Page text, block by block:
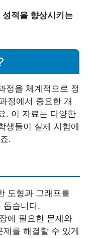
적을 향상시키는
정을 체계적으로 정
정에서 중요한 개
. 이 자료는 다양한
생들이 실제 시험에
.
도형과 그래프를
돕습니다.
에 필요한 문제와
를 해결할 수 있게